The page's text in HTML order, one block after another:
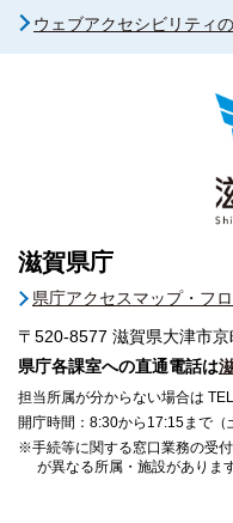
ウェブアクセシビリティ
滋賀県庁
県庁アクセスマップ・フ
〒520-8577 滋賀県大津市
県庁各課室への直通電話は
担当所属が分からない場合は
開庁時間：8:30から17:15まで（
※手続等に関する窓口業務の受
が異なる所属・施設がありま